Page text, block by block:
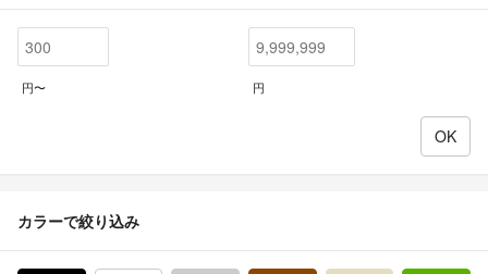
円〜 円
カラーで絞り込み